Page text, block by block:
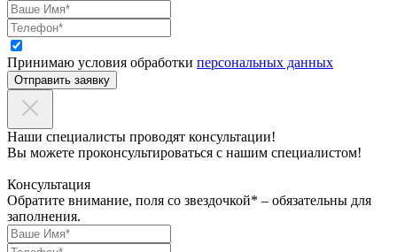
Принимаю условия обработки персональных данных
Отправить заявку
Наши специалисты проводят консультации!
Вы можете проконсультироваться с нашим специалистом!
Консультация
Обратите внимание, поля со звездочкой* – обязательны для
заполнения.